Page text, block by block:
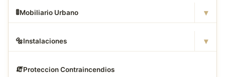
🚦Mobiliario Urbano ▾
🔩Instalaciones ▾
🧯Proteccion Contraincendios